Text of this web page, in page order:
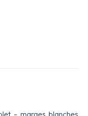
– marges blanches